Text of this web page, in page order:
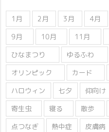
1月 2月 3月 4月
9月
10月 11月
ひなまつり
ゆるふわ
オリンピック
カード
ハロウィン
七夕 仰向け
寄生虫
寝る 散歩
点つなぎ
熱中症 皮膚病